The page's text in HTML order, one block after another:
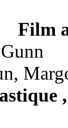
Film